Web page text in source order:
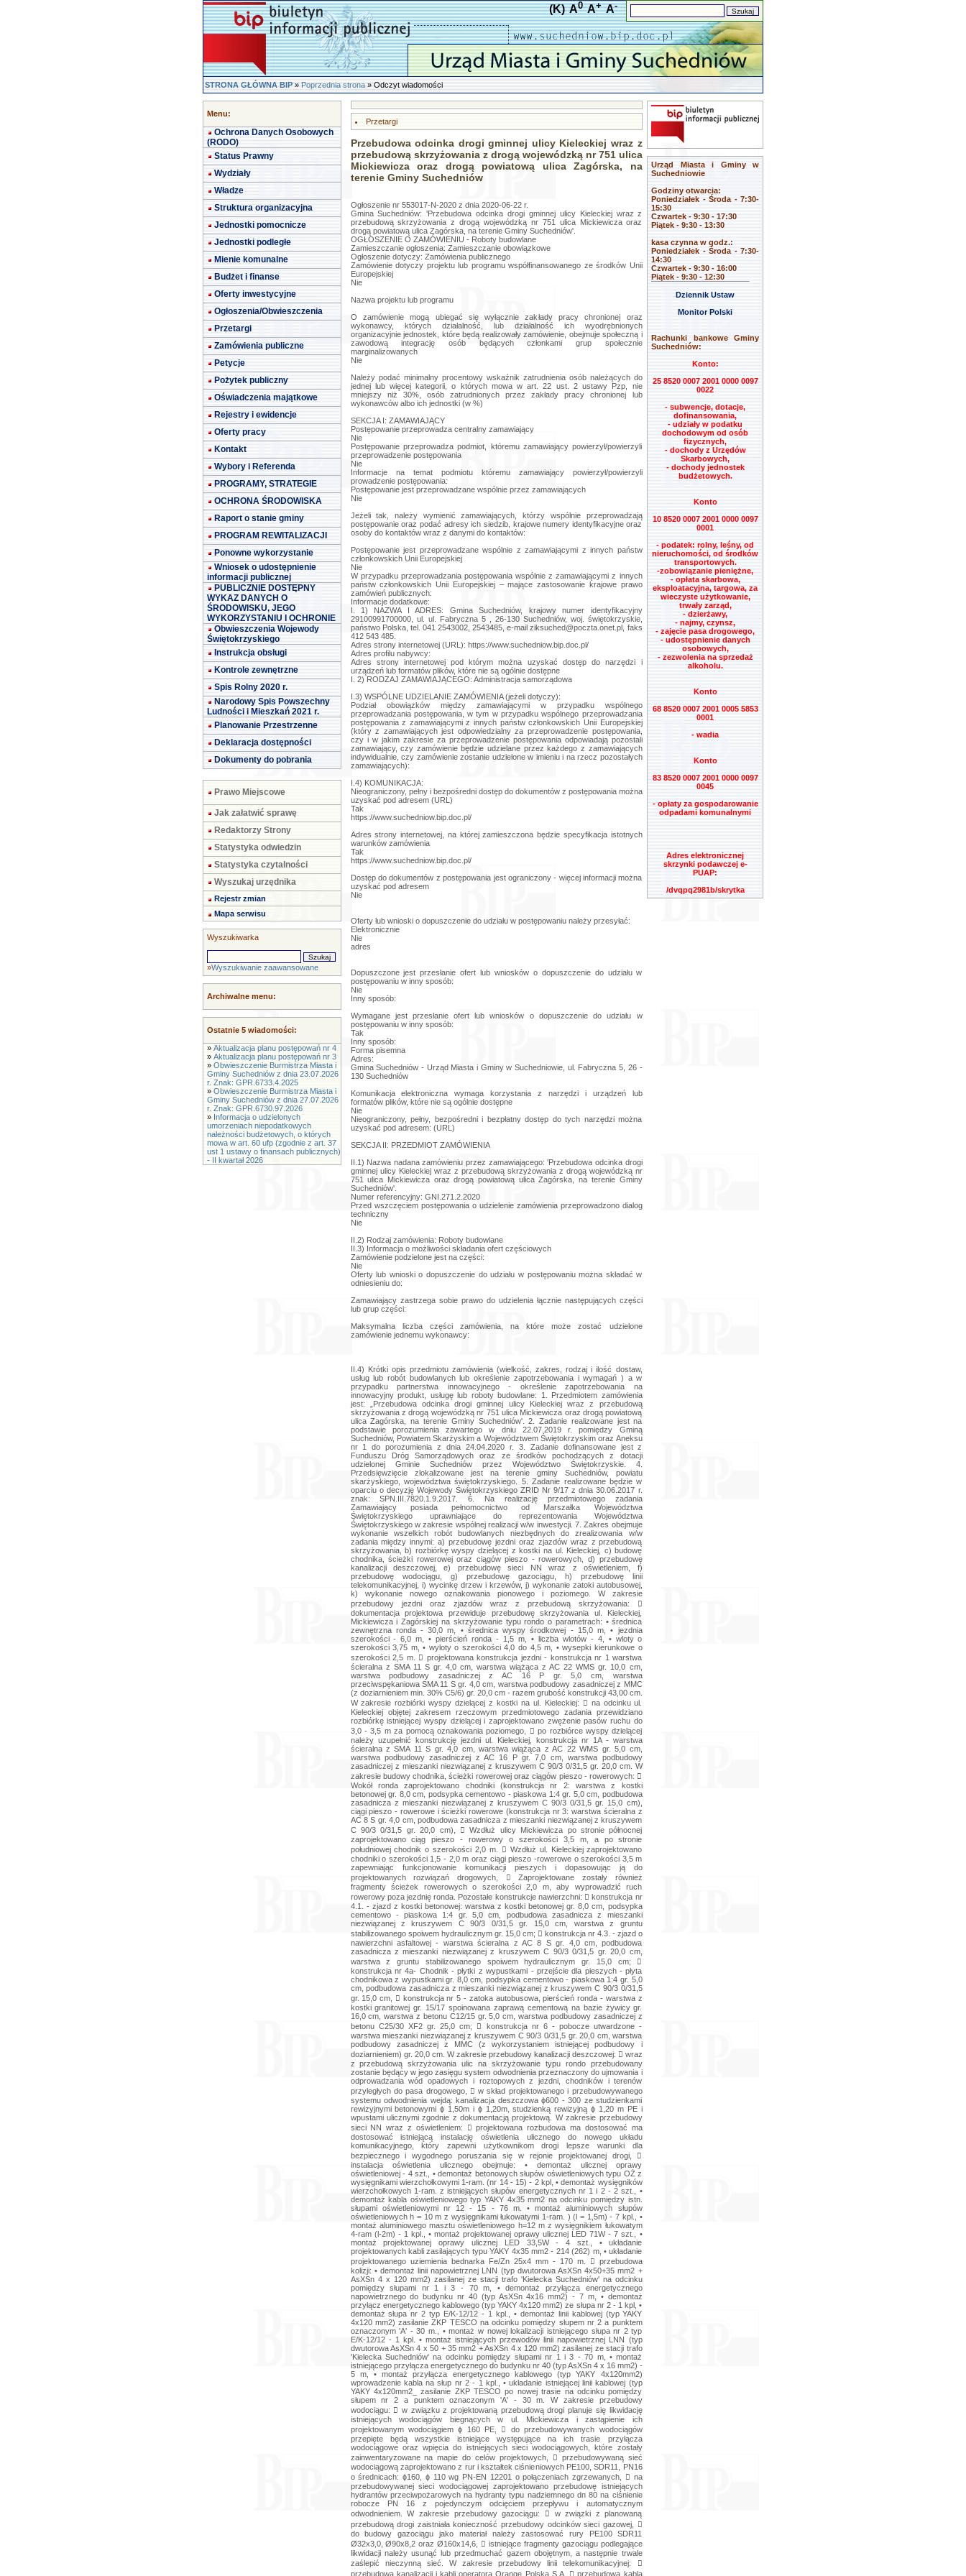
(K) A0 A+ A-
STRONA GŁÓWNA BIP»Poprzednia strona» Odczyt wiadomości
Menu:
Ochrona Danych Osobowych
(RODO)
Status Prawny
Wydziały
Władze
Struktura organizacyjna
Jednostki pomocnicze
Jednostki podległe
Mienie komunalne
Budżet i finanse
Oferty inwestycyjne
Ogłoszenia/Obwieszczenia
Przetargi
Zamówienia publiczne
Petycje
Pożytek publiczny
Oświadczenia majątkowe
Rejestry i ewidencje
Oferty pracy
Kontakt
Wybory i Referenda
PROGRAMY, STRATEGIE
OCHRONA ŚRODOWISKA
Raport o stanie gminy
PROGRAM REWITALIZACJI
Ponowne wykorzystanie
Wniosek o udostępnienie
informacji publicznej
PUBLICZNIE DOSTĘPNY
WYKAZ DANYCH O
ŚRODOWISKU, JEGO
WYKORZYSTANIU I OCHRONIE
Obwieszczenia Wojewody
Świętokrzyskiego
Instrukcja obsługi
Kontrole zewnętrzne
Spis Rolny 2020 r.
Narodowy Spis Powszechny
Ludności i Mieszkań 2021 r.
Planowanie Przestrzenne
Deklaracja dostępności
Dokumenty do pobrania
Prawo Miejscowe
Jak załatwić sprawę
Redaktorzy Strony
Statystyka odwiedzin
Statystyka czytalności
Wyszukaj urzędnika
Rejestr zmian
Mapa serwisu
Wyszukiwarka
»Wyszukiwanie zaawansowane
Archiwalne menu:
Ostatnie 5 wiadomości:
» Aktualizacja planu postępowań nr 4
» Aktualizacja planu postępowań nr 3
» Obwieszczenie Burmistrza Miasta i
Gminy Suchedniów z dnia 23.07.2026
r. Znak: GPR.6733.4.2025
» Obwieszczenie Burmistrza Miasta i
Gminy Suchedniów z dnia 27.07.2026
r. Znak: GPR.6730.97.2026
» Informacja o udzielonych
umorzeniach niepodatkowych
należności budżetowych, o których
mowa w art. 60 ufp (zgodnie z art. 37
ust 1 ustawy o finansach publicznych)
- II kwartał 2026
Przetargi
Przebudowa odcinka drogi gminnej ulicy Kieleckiej wraz z
przebudową skrzyżowania z drogą wojewódzką nr 751 ulica
Mickiewicza oraz drogą powiatową ulica Zagórska, na
terenie Gminy Suchedniów
Ogłoszenie nr 553017-N-2020 z dnia 2020-06-22 r.
Gmina Suchedniów: 'Przebudowa odcinka drogi gminnej ulicy Kieleckiej wraz z
przebudową skrzyżowania z drogą wojewódzką nr 751 ulica Mickiewicza oraz
drogą powiatową ulica Zagórska, na terenie Gminy Suchedniów'.
OGŁOSZENIE O ZAMÓWIENIU - Roboty budowlane
Zamieszczanie ogłoszenia: Zamieszczanie obowiązkowe
Ogłoszenie dotyczy: Zamówienia publicznego
Zamówienie dotyczy projektu lub programu współfinansowanego ze środków Unii
Europejskiej
Nie
Nazwa projektu lub programu
O zamówienie mogą ubiegać się wyłącznie zakłady pracy chronionej oraz
wykonawcy, których działalność, lub działalność ich wyodrębnionych
organizacyjnie jednostek, które będą realizowały zamówienie, obejmuje społeczną i
zawodową integrację osób będących członkami grup społecznie
marginalizowanych
Nie
Należy podać minimalny procentowy wskaźnik zatrudnienia osób należących do
jednej lub więcej kategorii, o których mowa w art. 22 ust. 2 ustawy Pzp, nie
mniejszy niż 30%, osób zatrudnionych przez zakłady pracy chronionej lub
wykonawców albo ich jednostki (w %)
SEKCJA I: ZAMAWIAJĄCY
Postępowanie przeprowadza centralny zamawiający
Nie
Postępowanie przeprowadza podmiot, któremu zamawiający powierzył/powierzyli
przeprowadzenie postępowania
Nie
Informacje na temat podmiotu któremu zamawiający powierzył/powierzyli
prowadzenie postępowania:
Postępowanie jest przeprowadzane wspólnie przez zamawiających
Nie
Jeżeli tak, należy wymienić zamawiających, którzy wspólnie przeprowadzają
postępowanie oraz podać adresy ich siedzib, krajowe numery identyfikacyjne oraz
osoby do kontaktów wraz z danymi do kontaktów:
Postępowanie jest przeprowadzane wspólnie z zamawiającymi z innych państw
członkowskich Unii Europejskiej
Nie
W przypadku przeprowadzania postępowania wspólnie z zamawiającymi z innych
państw członkowskich Unii Europejskiej – mające zastosowanie krajowe prawo
zamówień publicznych:
Informacje dodatkowe:
I. 1) NAZWA I ADRES: Gmina Suchedniów, krajowy numer identyfikacyjny
29100991700000, ul. ul. Fabryczna 5 , 26-130 Suchedniów, woj. świętokrzyskie,
państwo Polska, tel. 041 2543002, 2543485, e-mailziksuched@poczta.onet.pl , faks
412 543 485.
Adres strony internetowej (URL): https://www.suchedniow.bip.doc.pl/
Adres profilu nabywcy:
Adres strony internetowej pod którym można uzyskać dostęp do narzędzi i
urządzeń lub formatów plików, które nie są ogólnie dostępne
I. 2) RODZAJ ZAMAWIAJĄCEGO: Administracja samorządowa
I.3) WSPÓLNE UDZIELANIE ZAMÓWIENIA (jeżeli dotyczy):
Podział obowiązków między zamawiającymi w przypadku wspólnego
przeprowadzania postępowania, w tym w przypadku wspólnego przeprowadzania
postępowania z zamawiającymi z innych państw członkowskich Unii Europejskiej
(który z zamawiających jest odpowiedzialny za przeprowadzenie postępowania,
czy i w jakim zakresie za przeprowadzenie postępowania odpowiadają pozostali
zamawiający, czy zamówienie będzie udzielane przez każdego z zamawiających
indywidualnie, czy zamówienie zostanie udzielone w imieniu i na rzecz pozostałych
zamawiających):
I.4) KOMUNIKACJA:
Nieograniczony, pełny i bezpośredni dostęp do dokumentów z postępowania można
uzyskać pod adresem (URL)
Tak
https://www.suchedniow.bip.doc.pl/
Adres strony internetowej, na której zamieszczona będzie specyfikacja istotnych
warunków zamówienia
Tak
https://www.suchedniow.bip.doc.pl/
Dostęp do dokumentów z postępowania jest ograniczony - więcej informacji można
uzyskać pod adresem
Nie
Oferty lub wnioski o dopuszczenie do udziału w postępowaniu należy przesyłać:
Elektronicznie
Nie
adres
Dopuszczone jest przesłanie ofert lub wniosków o dopuszczenie do udziału w
postępowaniu w inny sposób:
Nie
Inny sposób:
Wymagane jest przesłanie ofert lub wniosków o dopuszczenie do udziału w
postępowaniu w inny sposób:
Tak
Inny sposób:
Forma pisemna
Adres:
Gmina Suchedniów - Urząd Miasta i Gminy w Suchedniowie, ul. Fabryczna 5, 26 -
130 Suchedniów
Komunikacja elektroniczna wymaga korzystania z narzędzi i urządzeń lub
formatów plików, które nie są ogólnie dostępne
Nie
Nieograniczony, pełny, bezpośredni i bezpłatny dostęp do tych narzędzi można
uzyskać pod adresem: (URL)
SEKCJA II: PRZEDMIOT ZAMÓWIENIA
II.1) Nazwa nadana zamówieniu przez zamawiającego: 'Przebudowa odcinka drogi
gminnej ulicy Kieleckiej wraz z przebudową skrzyżowania z drogą wojewódzką nr
751 ulica Mickiewicza oraz drogą powiatową ulica Zagórska, na terenie Gminy
Suchedniów'.
Numer referencyjny: GNI.271.2.2020
Przed wszczęciem postępowania o udzielenie zamówienia przeprowadzono dialog
techniczny
Nie
II.2) Rodzaj zamówienia: Roboty budowlane
II.3) Informacja o możliwości składania ofert częściowych
Zamówienie podzielone jest na części:
Nie
Oferty lub wnioski o dopuszczenie do udziału w postępowaniu można składać w
odniesieniu do:
Zamawiający zastrzega sobie prawo do udzielenia łącznie następujących części
lub grup części:
Maksymalna liczba części zamówienia, na które może zostać udzielone
zamówienie jednemu wykonawcy:
II.4) Krótki opis przedmiotu zamówienia (wielkość, zakres, rodzaj i ilość dostaw, usług lub robót budowlanych lub określenie zapotrzebowania i wymagań ) a w przypadku partnerstwa innowacyjnego - określenie zapotrzebowania na innowacyjny produkt, usługę lub roboty budowlane: 1. Przedmiotem zamówienia jest: „Przebudowa odcinka drogi gminnej ulicy Kieleckiej wraz z przebudową skrzyżowania z drogą wojewódzką nr 751 ulica Mickiewicza oraz drogą powiatową ulica Zagórska, na terenie Gminy Suchedniów'. 2. Zadanie realizowane jest na podstawie porozumienia zawartego w dniu 22.07.2019 r. pomiędzy Gminą Suchedniów, Powiatem Skarżyskim a Województwem Świętokrzyskim oraz Aneksu nr 1 do porozumienia z dnia 24.04.2020 r. 3. Zadanie dofinansowane jest z Funduszu Dróg Samorządowych oraz ze środków pochodzących z dotacji udzielonej Gminie Suchedniów przez Województwo Świętokrzyskie. 4. Przedsięwzięcie zlokalizowane jest na terenie gminy Suchedniów, powiatu skarżyskiego, województwa świętokrzyskiego. 5. Zadanie realizowane będzie w oparciu o decyzję Wojewody Świętokrzyskiego ZRID Nr 9/17 z dnia 30.06.2017 r. znak: SPN.III.7820.1.9.2017. 6. Na realizację przedmiotowego zadania Zamawiający posiada pełnomocnictwo od Marszałka Województwa Świętokrzyskiego uprawniające do reprezentowania Województwa Świętokrzyskiego w zakresie wspólnej realizacji w/w inwestycji. 7. Zakres obejmuje wykonanie wszelkich robót budowlanych niezbędnych do zrealizowania w/w zadania między innymi: a) przebudowę jezdni oraz zjazdów wraz z przebudową skrzyżowania, b) rozbiórkę wyspy dzielącej z kostki na ul. Kieleckiej, c) budowę chodnika, ścieżki rowerowej oraz ciągów pieszo - rowerowych, d) przebudowę kanalizacji deszczowej, e) przebudowę sieci NN wraz z oświetleniem, f) przebudowę wodociągu, g) przebudowę gazociągu, h) przebudowę linii telekomunikacyjnej, i) wycinkę drzew i krzewów, j) wykonanie zatoki autobusowej, k) wykonanie nowego oznakowania pionowego i poziomego. W zakresie przebudowy jezdni oraz zjazdów wraz z przebudową skrzyżowania:  dokumentacja projektowa przewiduje przebudowę skrzyżowania ul. Kieleckiej, Mickiewicza i Zagórskiej na skrzyżowanie typu rondo o parametrach: • średnica zewnętrzna ronda - 30,0 m, • średnica wyspy środkowej - 15,0 m, • jezdnia szerokości - 6,0 m, • pierścień ronda - 1,5 m, • liczba wlotów - 4, • wloty o szerokości 3,75 m, • wyloty o szerokości 4,0 do 4,5 m, • wysepki kierunkowe o szerokości 2,5 m.  projektowana konstrukcja jezdni - konstrukcja nr 1 warstwa ścieralna z SMA 11 S gr. 4,0 cm, warstwa wiążąca z AC 22 WMS gr. 10,0 cm, warstwa podbudowy zasadniczej z AC 16 P gr. 5,0 cm, warstwa przeciwspękaniowa SMA 11 S gr. 4,0 cm, warstwa podbudowy zasadniczej z MMC (z doziarnieniem min. 30% C5/6) gr. 20,0 cm - razem grubość konstrukcji 43,00 cm. W zakresie rozbiórki wyspy dzielącej z kostki na ul. Kieleckiej:  na odcinku ul. Kieleckiej objętej zakresem rzeczowym przedmiotowego zadania przewidziano rozbiórkę istniejącej wyspy dzielącej i zaprojektowano zwężenie pasów ruchu do 3,0 - 3,5 m za pomocą oznakowania poziomego,  po rozbiórce wyspy dzielącej należy uzupełnić konstrukcję jezdni ul. Kieleckiej, konstrukcja nr 1A - warstwa ścieralna z SMA 11 S gr. 4,0 cm, warstwa wiążąca z AC 22 WMS gr. 5,0 cm, warstwa podbudowy zasadniczej z AC 16 P gr. 7,0 cm, warstwa podbudowy zasadniczej z mieszanki niezwiązanej z kruszywem C 90/3 0/31,5 gr. 20,0 cm. W zakresie budowy chodnika, ścieżki rowerowej oraz ciągów pieszo - rowerowych:  Wokół ronda zaprojektowano chodniki (konstrukcja nr 2: warstwa z kostki betonowej gr. 8,0 cm, podsypka cementowo - piaskowa 1:4 gr. 5,0 cm, podbudowa zasadnicza z mieszanki niezwiązanej z kruszywem C 90/3 0/31,5 gr. 15,0 cm), ciągi pieszo - rowerowe i ścieżki rowerowe (konstrukcja nr 3: warstwa ścieralna z AC 8 S gr. 4,0 cm, podbudowa zasadnicza z mieszanki niezwiązanej z kruszywem C 90/3 0/31,5 gr. 20,0 cm),  Wzdłuż ulicy Mickiewicza po stronie północnej zaprojektowano ciąg pieszo - rowerowy o szerokości 3,5 m, a po stronie południowej chodnik o szerokości 2,0 m.  Wzdłuż ul. Kieleckiej zaprojektowano chodniki o szerokości 1,5 - 2,0 m oraz ciągi pieszo -rowerowe o szerokości 3,5 m zapewniając funkcjonowanie komunikacji pieszych i dopasowując ją do projektowanych rozwiązań drogowych,  Zaprojektowane zostały również fragmenty ścieżek rowerowych o szerokości 2,0 m, aby wyprowadzić ruch rowerowy poza jezdnię ronda. Pozostałe konstrukcje nawierzchni:  konstrukcja nr 4.1. - zjazd z kostki betonowej: warstwa z kostki betonowej gr. 8,0 cm, podsypka cementowo - piaskowa 1:4 gr. 5,0 cm, podbudowa zasadnicza z mieszanki niezwiązanej z kruszywem C 90/3 0/31,5 gr. 15,0 cm, warstwa z gruntu stabilizowanego spoiwem hydraulicznym gr. 15,0 cm;  konstrukcja nr 4.3. - zjazd o nawierzchni asfaltowej - warstwa ścieralna z AC 8 S gr. 4,0 cm, podbudowa zasadnicza z mieszanki niezwiązanej z kruszywem C 90/3 0/31,5 gr. 20,0 cm, warstwa z gruntu stabilizowanego spoiwem hydraulicznym gr. 15,0 cm;  konstrukcja nr 4a- Chodnik - płytki z wypustkami - przejście dla pieszych - płyta chodnikowa z wypustkami gr. 8,0 cm, podsypka cementowo - piaskowa 1:4 gr. 5,0 cm, podbudowa zasadnicza z mieszanki niezwiązanej z kruszywem C 90/3 0/31,5 gr. 15,0 cm,  konstrukcja nr 5 - zatoka autobusowa, pierścień ronda - warstwa z kostki granitowej gr. 15/17 spoinowana zaprawą cementową na bazie żywicy gr. 16,0 cm, warstwa z betonu C12/15 gr. 5,0 cm, warstwa podbudowy zasadniczej z betonu C25/30 XF2 gr. 25,0 cm;  konstrukcja nr 6 - pobocze utwardzone - warstwa mieszanki niezwiązanej z kruszywem C 90/3 0/31,5 gr. 20,0 cm, warstwa podbudowy zasadniczej z MMC (z wykorzystaniem istniejącej podbudowy i doziarnieniem) gr. 20,0 cm. W zakresie przebudowy kanalizacji deszczowej:  wraz z przebudową skrzyżowania ulic na skrzyżowanie typu rondo przebudowany zostanie będący w jego zasięgu system odwodnienia przeznaczony do ujmowania i odprowadzania wód opadowych i roztopowych z jezdni, chodników i terenów przyległych do pasa drogowego,  w skład projektowanego i przebudowywanego systemu odwodnienia wejdą: kanalizacja deszczowa ɸ600 - 300 ze studzienkami rewizyjnymi betonowymi ɸ 1,50m i ɸ 1,20m, studzienką rewizyjną ɸ 1,20 m PE i wpustami ulicznymi zgodnie z dokumentacją projektową. W zakresie przebudowy sieci NN wraz z oświetleniem:  projektowana rozbudowa ma dostosować ma dostosować istniejącą instalację oświetlenia ulicznego do nowego układu komunikacyjnego, który zapewni użytkownikom drogi lepsze warunki dla bezpiecznego i wygodnego poruszania się w rejonie projektowanej drogi,  instalacja oświetlenia ulicznego obejmuje: • demontaż ulicznej oprawy oświetleniowej - 4 szt., • demontaż betonowych słupów oświetleniowych typu OŻ z wysięgnikami wierzchołkowymi 1-ram. (nr 14 - 15) - 2 kpl, • demontaż wysięgników wierzchołkowych 1-ram. z istniejących słupów energetycznych nr 1 i 2 - 2 szt., • demontaż kabla oświetleniowego typ YAKY 4x35 mm2 na odcinku pomiędzy istn. słupami oświetleniowymi nr 12 - 15 - 76 m. • montaż aluminiowych słupów oświetleniowych h = 10 m z wysięgnikami łukowatymi 1-ram. ) (l = 1,5m) - 7 kpl., • montaż aluminiowego masztu oświetleniowego h=12 m z wysięgnikiem łukowatym 4-ram (l-2m) - 1 kpl., • montaż projektowanej oprawy ulicznej LED 71W - 7 szt., • montaż projektowanej oprawy ulicznej LED 33,5W - 4 szt., • układanie projektowanych kabli zasilających typu YAKY 4x35 mm2 - 214 (262) m, • układanie projektowanego uziemienia bednarka Fe/Zn 25x4 mm - 170 m.  przebudowa kolizji: • demontaż linii napowietrznej LNN (typ dwutorowa AsXSn 4x50+35 mm2 + AsXSn 4 x 120 mm2) zasilanej ze stacji trafo 'Kielecka Suchedniów' na odcinku pomiędzy słupami nr 1 i 3 - 70 m, • demontaż przyłącza energetycznego napowietrznego do budynku nr 40 (typ AsXSn 4x16 mm2) - 7 m, • demontaż przyłącz energetycznego kablowego (typ YAKY 4x120 mm2) ze słupa nr 2 - 1 kpl, • demontaż słupa nr 2 typ E/K-12/12 - 1 kpl., • demontaż linii kablowej (typ YAKY 4x120 mm2) zasilanie ZKP TESCO na odcinku pomiędzy słupem nr 2 a punktem oznaczonym 'A' - 30 m., • montaż w nowej lokalizacji istniejącego słupa nr 2 typ E/K-12/12 - 1 kpl. • montaż istniejących przewodów linii napowietrznej LNN (typ dwutorowa AsXSn 4 x 50 + 35 mm2 + AsXSn 4 x 120 mm2) zasilanej ze stacji trafo 'Kielecka Suchedniów' na odcinku pomiędzy słupami nr 1 i 3 - 70 m, • montaż istniejącego przyłącza energetycznego do budynku nr 40 (typ AsXSn 4 x 16 mm2) - 5 m, • montaż przyłącza energetycznego kablowego (typ YAKY 4x120mm2) wprowadzenie kabla na słup nr 2 - 1 kpl., • układanie istniejącej linii kablowej (typ YAKY 4x120mm2_ zasilanie ZKP TESCO po nowej trasie na odcinku pomiędzy słupem nr 2 a punktem oznaczonym 'A' - 30 m. W zakresie przebudowy wodociągu:  w związku z projektowaną przebudową drogi planuje się likwidację istniejących wodociągów biegnących w ul. Mickiewicza i zastąpienie ich projektowanym wodociągiem ɸ 160 PE,  do przebudowywanych wodociągów przepięte będą wszystkie istniejące występujące na ich trasie przyłącza wodociągowe oraz wpięcia do istniejących sieci wodociągowych, które zostały zainwentaryzowane na mapie do celów projektowych,  przebudowywaną sieć wodociągową zaprojektowano z rur i kształtek ciśnieniowych PE100, SDR11, PN16 o średnicach: ɸ160, ɸ 110 wg PN-EN 12201 o połączeniach zgrzewanych,  na przebudowywanej sieci wodociągowej zaprojektowano przebudowę istniejących hydrantów przeciwpożarowych na hydranty typu nadziemnego dn 80 na ciśnienie robocze PN 16 z pojedynczym odcięciem przepływu i automatycznym odwodnieniem. W zakresie przebudowy gazociągu:  w związki z planowaną przebudową drogi zaistniała konieczność przebudowy odcinków sieci gazowej,  do budowy gazociągu jako materiał należy zastosować rury PE100 SDR11 Ø32x3,0, Ø90x8,2 oraz Ø160x14,6,  istniejące fragmenty gazociągu podlegające likwidacji należy usunąć lub przedmuchać gazem obojętnym, a następnie trwale zaślepić nieczynną sieć. W zakresie przebudowy linii telekomunikacyjnej:  przebudowa kanalizacji i kabli operatora Orange
Urząd Miasta i Gminy w
Suchedniowie
Godziny otwarcia:
Poniedziałek - Środa - 7:30-
15:30
Czwartek - 9:30 - 17:30
Piątek - 9:30 - 13:30
kasa czynna w godz.:
Poniedziałek - Środa - 7:30-
14:30
Czwartek - 9:30 - 16:00
Piątek - 9:30 - 12:30
Dziennik Ustaw
Monitor Polski
Rachunki bankowe Gminy
Suchedniów:
Konto:
25 8520 0007 2001 0000 0097
0022
- subwencje, dotacje,
dofinansowania,
- udziały w podatku
dochodowym od osób
fizycznych,
- dochody z Urzędów
Skarbowych,
- dochody jednostek
budżetowych.
Konto
10 8520 0007 2001 0000 0097
0001
- podatek: rolny, leśny, od
nieruchomości, od środków
transportowych.
-zobowiązanie pieniężne,
- opłata skarbowa,
eksploatacyjna, targowa, za
wieczyste użytkowanie,
trwały zarząd,
- dzierżawy,
- najmy, czynsz,
- zajęcie pasa drogowego,
- udostępnienie danych
osobowych,
- zezwolenia na sprzedaż
alkoholu.
Konto
68 8520 0007 2001 0005 5853
0001
- wadia
Konto
83 8520 0007 2001 0000 0097
0045
- opłaty za gospodarowanie
odpadami komunalnymi
Adres elektronicznej
skrzynki podawczej e-
PUAP:
/dvqpq2981b/skrytka